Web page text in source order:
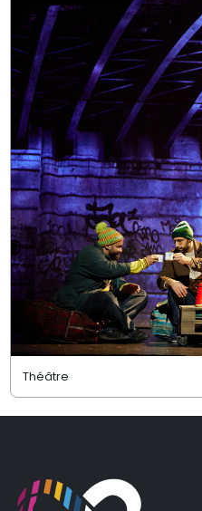
Théâtre